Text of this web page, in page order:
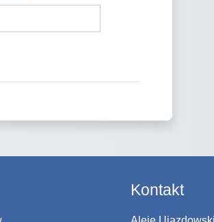
Kontakt